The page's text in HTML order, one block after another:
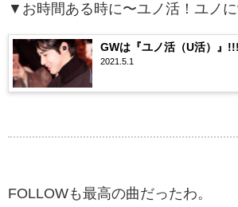
▼お時間ある時に〜ユノ活！ユノ
GWは『ユノ活（U活）』
2021.5.1
FOLLOWも最高の曲だったわ。